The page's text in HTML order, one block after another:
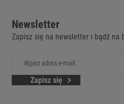
Newsletter
Zapisz się na newsletter i bądź na
Zapisz się